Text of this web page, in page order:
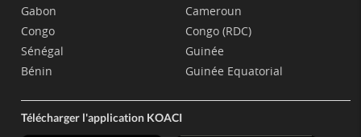
Gabon
Congo
Sénégal
Bénin
Cameroun
Congo (RDC)
Guinée
Guinée Equatorial
Télécharger l'application KOACI